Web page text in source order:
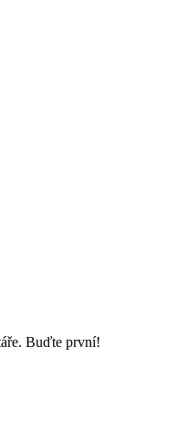
Buďte první!